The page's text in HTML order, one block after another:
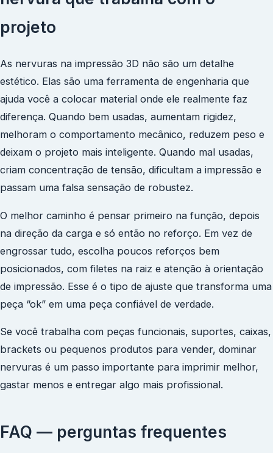
projeto
As nervuras na impressão 3D não são um detalhe
estético. Elas são uma ferramenta de engenharia que
ajuda você a colocar material onde ele realmente faz
diferença. Quando bem usadas, aumentam rigidez,
melhoram o comportamento mecânico, reduzem peso e
deixam o projeto mais inteligente. Quando mal usadas,
criam concentração de tensão, dificultam a impressão e
passam uma falsa sensação de robustez.
O melhor caminho é pensar primeiro na função, depois
na direção da carga e só então no reforço. Em vez de
engrossar tudo, escolha poucos reforços bem
posicionados, com filetes na raiz e atenção à orientação
de impressão. Esse é o tipo de ajuste que transforma uma
peça “ok” em uma peça confiável de verdade.
Se você trabalha com peças funcionais, suportes, caixas,
brackets ou pequenos produtos para vender, dominar
nervuras é um passo importante para imprimir melhor,
gastar menos e entregar algo mais profissional.
FAQ — perguntas frequentes